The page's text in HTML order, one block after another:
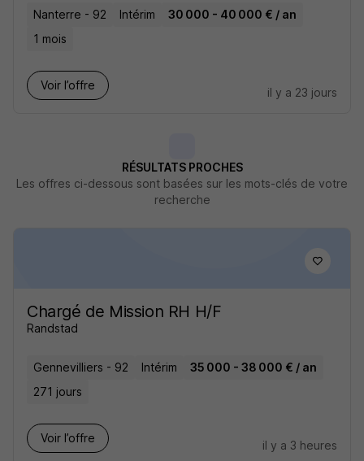
Nanterre - 92 Intérim
30 000 - 40 000 € / an
1 mois
Voir l’offre
il y a 23 jours
RÉSULTATS PROCHES
Les offres ci-dessous sont basées sur les mots-clés de votre
recherche
Chargé de Mission RH H/F
Randstad
Gennevilliers - 92 Intérim
35 000 - 38 000 € / an
271 jours
Voir l’offre
il y a 3 heures